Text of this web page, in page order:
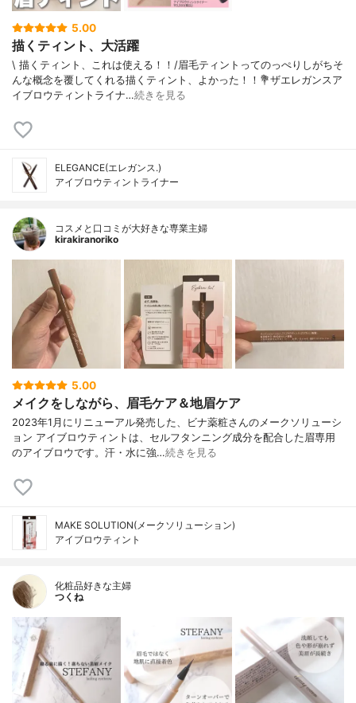
5.00
描くティント、大活躍
\ 描くティント、これは使える！！/⁡眉毛ティントってのっぺりしがちそ
んな概念を覆してくれる描くティント、よかった！！⁡⁡💐ザエレガンスア
イブロウティントライナ…続きを見る
ELEGANCE(エレガンス.)
アイブロウティントライナー
コスメと口コミが大好きな専業主婦
kirakiranoriko
5.00
メイクをしながら、眉毛ケア＆地眉ケア
2023年1月にリニューアル発売した、ビナ薬粧さんのメークソリューシ
ョン アイブロウティントは、セルフタンニング成分を配合した眉専用
のアイブロウです。汗・水に強…続きを見る
MAKE SOLUTION(メークソリューション)
アイブロウティント
化粧品好きな主婦
つくね